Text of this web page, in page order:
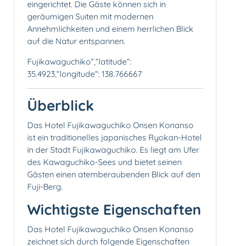
eingerichtet. Die Gäste können sich in
geräumigen Suiten mit modernen
Annehmlichkeiten und einem herrlichen Blick
auf die Natur entspannen.
Fujikawaguchiko“,“latitude“:
35.4923,“longitude“: 138.766667
Überblick
Das Hotel Fujikawaguchiko Onsen Konanso
ist ein traditionelles japanisches Ryokan-Hotel
in der Stadt Fujikawaguchiko. Es liegt am Ufer
des Kawaguchiko-Sees und bietet seinen
Gästen einen atemberaubenden Blick auf den
Fuji-Berg.
Wichtigste Eigenschaften
Das Hotel Fujikawaguchiko Onsen Konanso
zeichnet sich durch folgende Eigenschaften